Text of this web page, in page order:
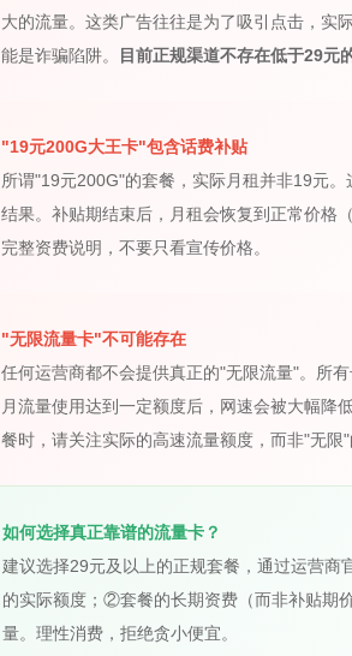
大的流量。这类广告往往是为了吸引点击，实
能是诈骗陷阱。
目前正规渠道不存在低于29元
"19元200G大王卡"包含话费补贴
所谓"19元200G"的套餐，实际月租并非19元
结果。补贴期结束后，月租会恢复到正常价格
完整资费说明，不要只看宣传价格。
"无限流量卡"不可能存在
任何运营商都不会提供真正的"无限流量"。所
月流量使用达到一定额度后，网速会被大幅降
餐时，请关注实际的高速流量额度，而非"无限
如何选择真正靠谱的流量卡？
建议选择29元及以上的正规套餐，通过运营
的实际额度；②套餐的长期资费（而非补贴
量。理性消费，拒绝贪小便宜。